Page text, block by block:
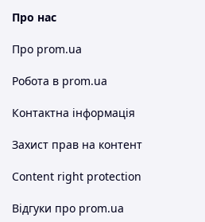
Про нас
Про prom.ua
Робота в prom.ua
Контактна інформація
Захист прав на контент
Content right protection
Відгуки про prom.ua